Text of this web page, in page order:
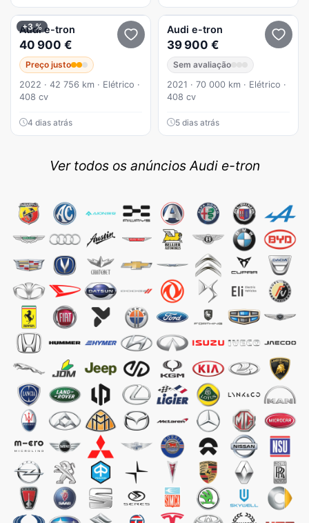
+3 %
Audi e-tron
40 900 €
Preço justo
2022 · 42 756 km · Elétrico ·
408 cv
4 dias atrás
Audi e-tron
39 900 €
Sem avaliação
2021 · 70 000 km · Elétrico ·
408 cv
5 dias atrás
Ver todos os anúncios Audi e-tron